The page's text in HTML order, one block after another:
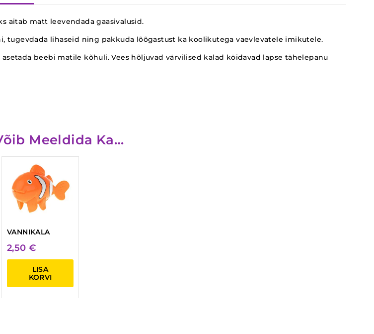
aitab matt leevendada gaasivalusid.
tugevdada lihaseid ning pakkuda lõõgastust ka koolikutega vaevlevatele imikutele.
beebi matile kõhuli. Vees hõljuvad värvilised kalad köidavad lapse tähelepanu
Meeldida Ka…
VANNIKALA
2,50 €
LISA
KORVI